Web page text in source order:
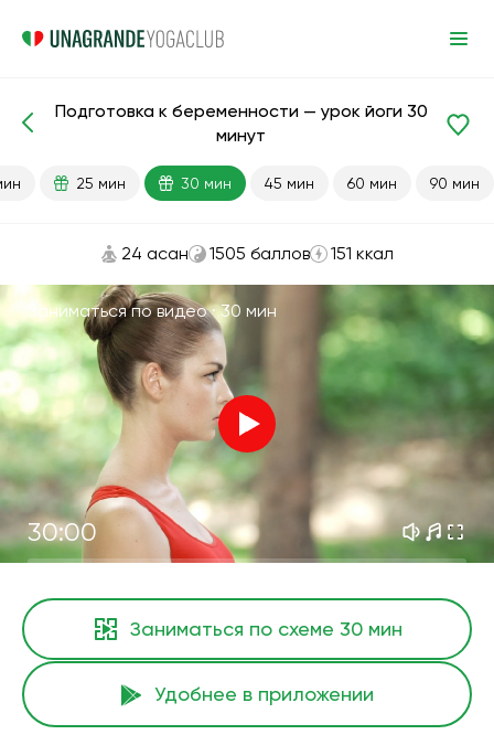
Беременность
Подготовка к беременности — урок йоги 30
минут
25 мин 30 мин 45 мин 60 мин 90 мин
24 асан 1505 баллов 151 ккал
Заниматься по видео ·30 мин
30:00
Заниматься по схеме 30 мин
Удобнее в приложении